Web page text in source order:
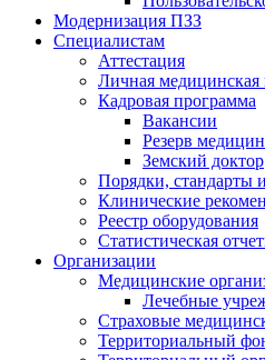
Модернизация ПЗЗ
Специалистам
Аттестация
Личная медицинская
Кадровая программа
Вакансии
Резерв
Земский доктор
Порядки, стандарты
Клинические
Реестр оборудования
Статистическая
Организации
Медицинские
Лечебные
Страховые
Территориальный